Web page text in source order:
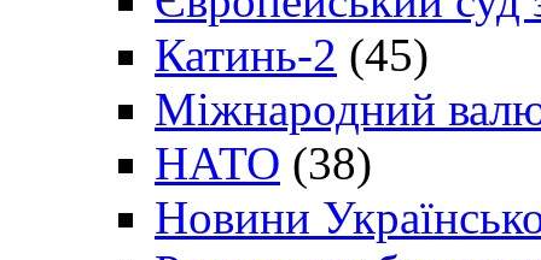
Катинь-2 (45)
Міжнародний
НАТО (38)
Новини